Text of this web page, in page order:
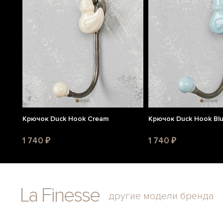
Крючок Duck Hook Cream
1 740 ₽
Крючок Duck Hook
1 740 ₽
La Finesse другие модели бренда